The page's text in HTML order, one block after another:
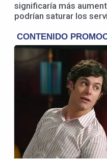
significaría más
podrían saturar los